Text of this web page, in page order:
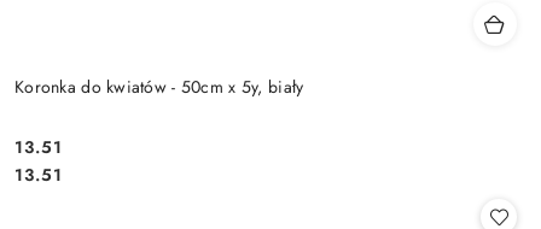
Koronka do kwiatów - 50cm x 5y, biały
Cena:
13.51
Cena:
13.51